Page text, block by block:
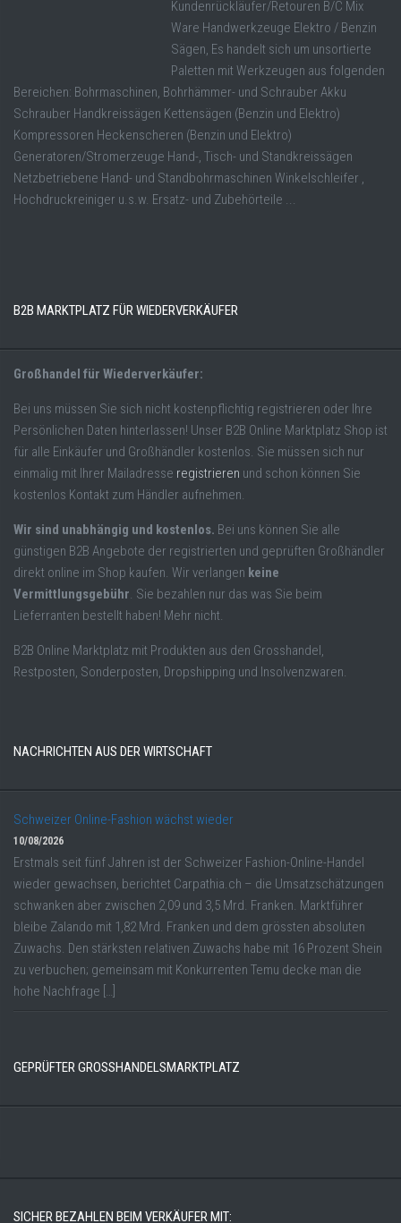
Kundenrückläufer/Retouren B/C Mix
Ware Handwerkzeuge Elektro / Benzin
Sägen, Es handelt sich um unsortierte
Paletten mit Werkzeugen aus folgenden
Bereichen: Bohrmaschinen, Bohrhämmer- und Schrauber Akku
Schrauber Handkreissägen Kettensägen (Benzin und Elektro)
Kompressoren Heckenscheren (Benzin und Elektro)
Generatoren/Stromerzeuge Hand-, Tisch- und Standkreissägen
Netzbetriebene Hand- und Standbohrmaschinen Winkelschleifer ,
Hochdruckreiniger u.s.w. Ersatz- und Zubehörteile ...
B2B MARKTPLATZ FÜR WIEDERVERKÄUFER
Großhandel für Wiederverkäufer:
Bei uns müssen Sie sich nicht kostenpflichtig registrieren oder Ihre
Persönlichen Daten hinterlassen! Unser B2B Online Marktplatz Shop ist
für alle Einkäufer und Großhändler kostenlos. Sie müssen sich nur
einmalig mit Ihrer Mailadresse registrieren und schon können Sie
kostenlos Kontakt zum Händler aufnehmen.
Wir sind unabhängig und kostenlos. Bei uns können Sie alle
günstigen B2B Angebote der registrierten und geprüften Großhändler
direkt online im Shop kaufen. Wir verlangen keine
Vermittlungsgebühr. Sie bezahlen nur das was Sie beim
Lieferranten bestellt haben! Mehr nicht.
B2B Online Marktplatz mit Produkten aus den Grosshandel,
Restposten, Sonderposten, Dropshipping und Insolvenzwaren.
NACHRICHTEN AUS DER WIRTSCHAFT
Schweizer Online-Fashion wächst wieder
10/08/2026
Erstmals seit fünf Jahren ist der Schweizer Fashion-Online-Handel
wieder gewachsen, berichtet Carpathia.ch – die Umsatzschätzungen
schwanken aber zwischen 2,09 und 3,5 Mrd. Franken. Marktführer
bleibe Zalando mit 1,82 Mrd. Franken und dem grössten absoluten
Zuwachs. Den stärksten relativen Zuwachs habe mit 16 Prozent Shein
zu verbuchen; gemeinsam mit Konkurrenten Temu decke man die
hohe Nachfrage […]
GEPRÜFTER GROSSHANDELSMARKTPLATZ
SICHER BEZAHLEN BEIM VERKÄUFER MIT: